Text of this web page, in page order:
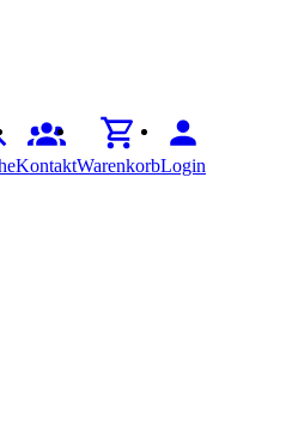
KontaktWarenkorbLogin